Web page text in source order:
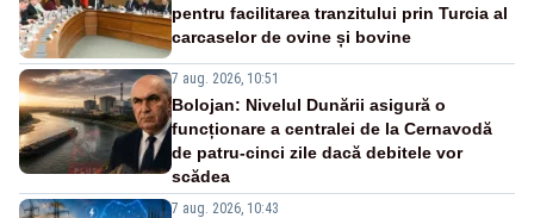
pentru facilitarea tranzitului prin Turcia al
carcaselor de ovine și bovine
7 aug. 2026, 10:51
Bolojan: Nivelul Dunării asigură o
funcționare a centralei de la Cernavodă
de patru-cinci zile dacă debitele vor
scădea
7 aug. 2026, 10:43